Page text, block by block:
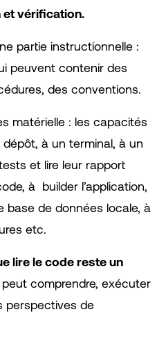
vérification.
partie instructionnelle :
peuvent contenir des
des conventions.
matérielle : les capacités
à un terminal, à un
et lire leur rapport
à builder l’application,
base de données locale, à
etc.
lire le code reste un
comprendre, exécuter
perspectives de